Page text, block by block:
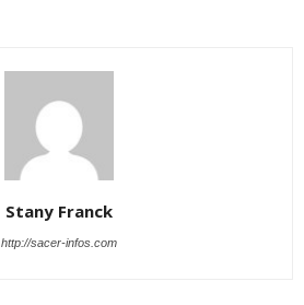
Stany Franck
http://sacer-infos.com